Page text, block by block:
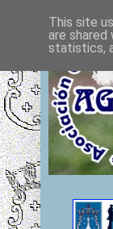
This site
are
statistics,